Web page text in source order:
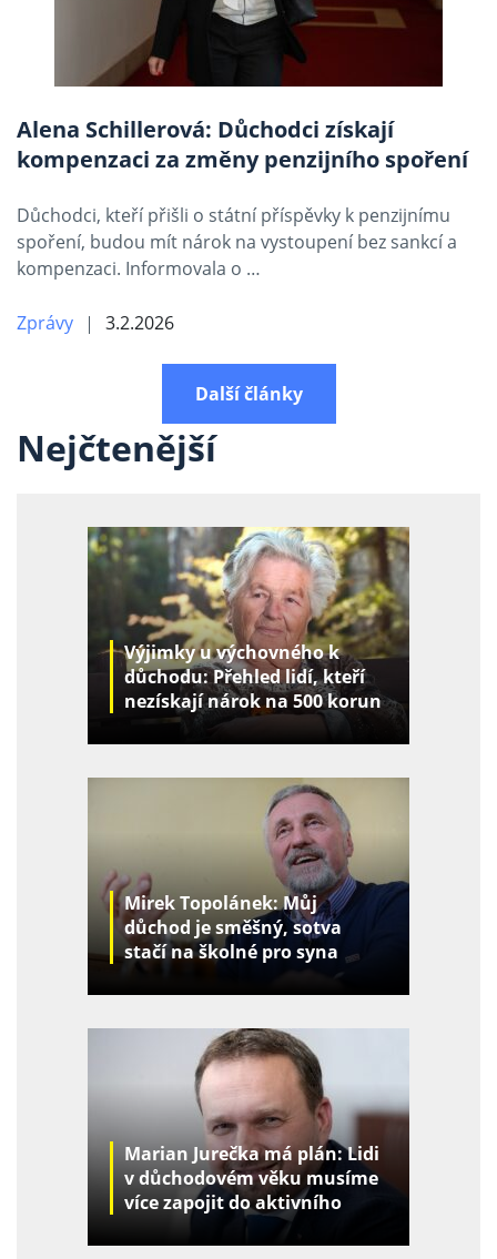
Alena Schillerová: Důchodci získají
kompenzaci za změny penzijního spoření
Důchodci, kteří přišli o státní příspěvky k penzijnímu
spoření, budou mít nárok na vystoupení bez sankcí a
kompenzaci. Informovala o …
Zprávy 3.2.2026
Další články
Nejčtenější
Výjimky u výchovného k
důchodu: Přehled lidí, kteří
nezískají nárok na 500 korun
za děti
Mirek Topolánek: Můj
důchod je směšný, sotva
stačí na školné pro syna
Marian Jurečka má plán: Lidi
v důchodovém věku musíme
více zapojit do aktivního